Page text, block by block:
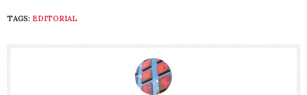
TAGS: EDITORIAL